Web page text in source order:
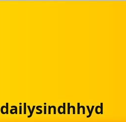
dailysindhhyd